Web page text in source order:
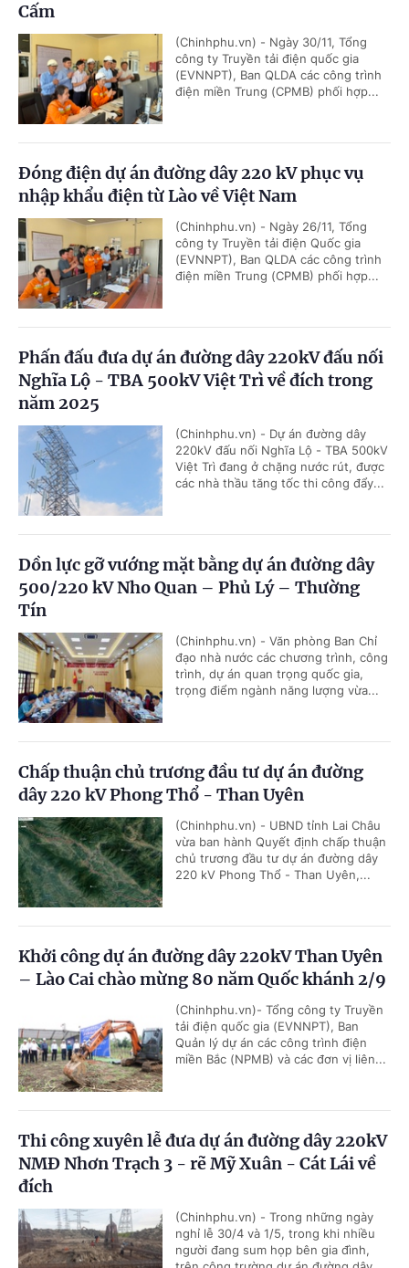
Cấm
(Chinhphu.vn) - Ngày 30/11, Tổng
công ty Truyền tải điện quốc gia
(EVNNPT), Ban QLDA các công trình
điện miền Trung (CPMB) phối hợp...
Đóng điện dự án đường dây 220 kV phục vụ
nhập khẩu điện từ Lào về Việt Nam
(Chinhphu.vn) - Ngày 26/11, Tổng
công ty Truyền tải điện Quốc gia
(EVNNPT), Ban QLDA các công trình
điện miền Trung (CPMB) phối hợp...
Phấn đấu đưa dự án đường dây 220kV đấu nối
Nghĩa Lộ - TBA 500kV Việt Trì về đích trong
năm 2025
(Chinhphu.vn) - Dự án đường dây
220kV đấu nối Nghĩa Lộ - TBA 500kV
Việt Trì đang ở chặng nước rút, được
các nhà thầu tăng tốc thi công đẩy...
Dồn lực gỡ vướng mặt bằng dự án đường dây
500/220 kV Nho Quan – Phủ Lý – Thường
Tín
(Chinhphu.vn) - Văn phòng Ban Chỉ
đạo nhà nước các chương trình, công
trình, dự án quan trọng quốc gia,
trọng điểm ngành năng lượng vừa...
Chấp thuận chủ trương đầu tư dự án đường
dây 220 kV Phong Thổ - Than Uyên
(Chinhphu.vn) - UBND tỉnh Lai Châu
vừa ban hành Quyết định chấp thuận
chủ trương đầu tư dự án đường dây
220 kV Phong Thổ - Than Uyên,...
Khởi công dự án đường dây 220kV Than Uyên
– Lào Cai chào mừng 80 năm Quốc khánh 2/9
(Chinhphu.vn)- Tổng công ty Truyền
tải điện quốc gia (EVNNPT), Ban
Quản lý dự án các công trình điện
miền Bắc (NPMB) và các đơn vị liên...
Thi công xuyên lễ đưa dự án đường dây 220kV
NMĐ Nhơn Trạch 3 - rẽ Mỹ Xuân - Cát Lái về
đích
(Chinhphu.vn) - Trong những ngày
nghỉ lễ 30/4 và 1/5, trong khi nhiều
người đang sum họp bên gia đình,